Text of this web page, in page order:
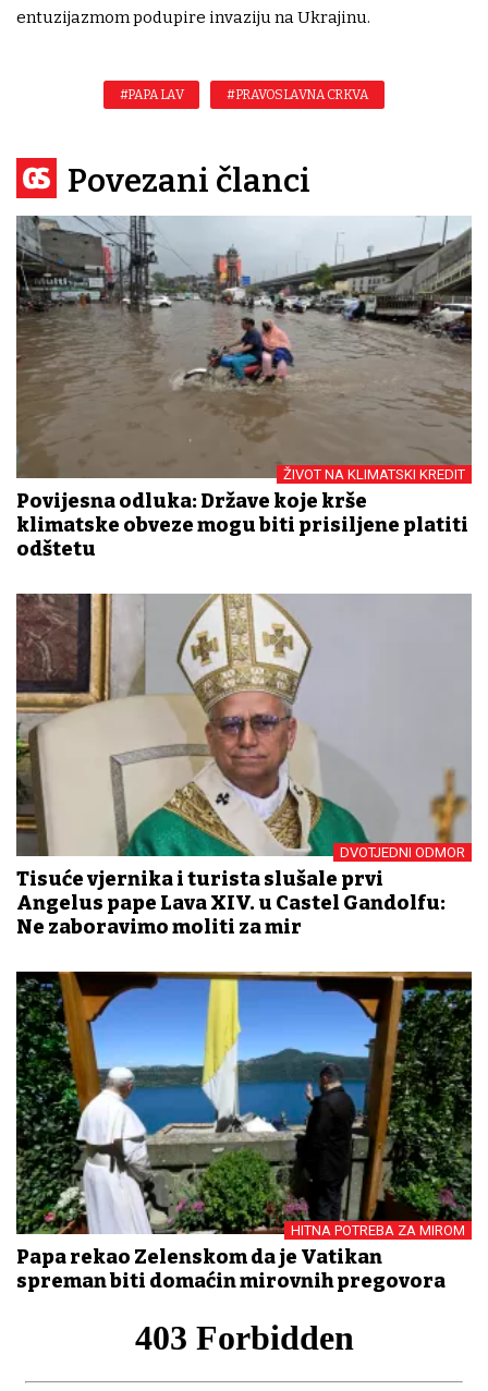
entuzijazmom podupire invaziju na Ukrajinu.
#PAPA LAV #PRAVOSLAVNA CRKVA
Povezani članci
ŽIVOT NA KLIMATSKI KREDIT
Povijesna odluka: Države koje krše
klimatske obveze mogu biti prisiljene platiti
odštetu
DVOTJEDNI ODMOR
Tisuće vjernika i turista slušale prvi
Angelus pape Lava XIV. u Castel Gandolfu:
Ne zaboravimo moliti za mir
HITNA POTREBA ZA MIROM
Papa rekao Zelenskom da je Vatikan
spreman biti domaćin mirovnih pregovora